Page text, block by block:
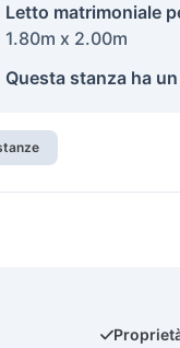
Letto matrimoniale
1.80m x 2.00m
Questa stanza ha